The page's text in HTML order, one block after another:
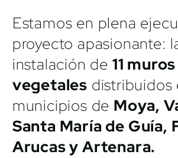
Estamos en plena
proyecto apasionante:
instalación de 11 muros
vegetales distribuidos
municipios de Moya,
Santa María de Guía,
Arucas y Artenara.